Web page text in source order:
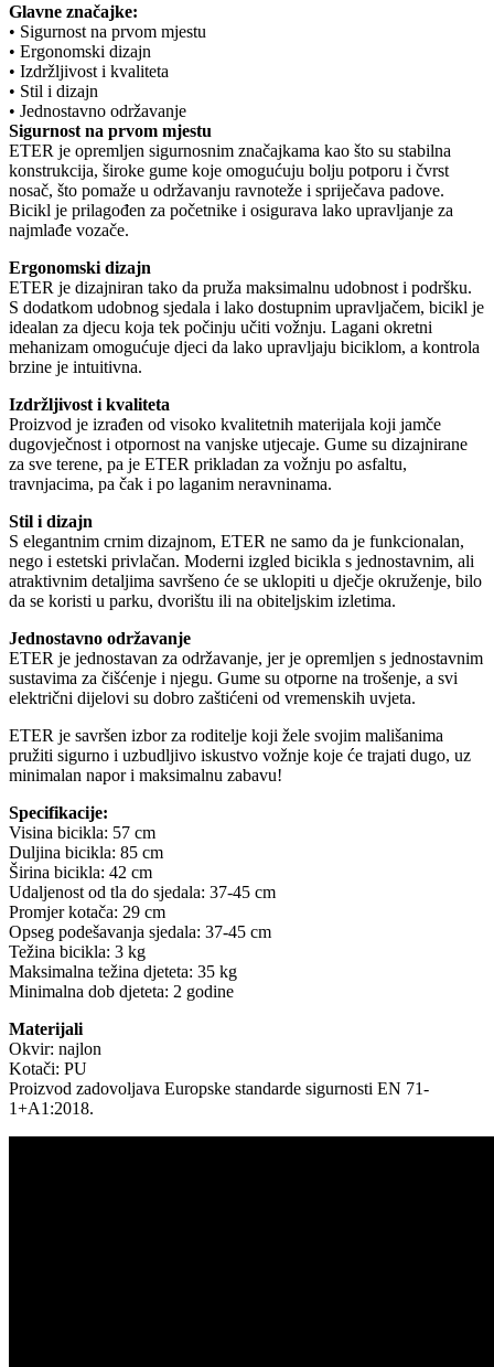
Glavne značajke:
• Sigurnost na prvom mjestu
• Ergonomski dizajn
• Izdržljivost i kvaliteta
• Stil i dizajn
• Jednostavno održavanje
Sigurnost na prvom mjestu
ETER je opremljen sigurnosnim značajkama kao što su stabilna
konstrukcija, široke gume koje omogućuju bolju potporu i čvrst
nosač, što pomaže u održavanju ravnoteže i spriječava padove.
Bicikl je prilagođen za početnike i osigurava lako upravljanje za
najmlađe vozače.
Ergonomski dizajn
ETER je dizajniran tako da pruža maksimalnu udobnost i podršku.
S dodatkom udobnog sjedala i lako dostupnim upravljačem, bicikl je
idealan za djecu koja tek počinju učiti vožnju. Lagani okretni
mehanizam omogućuje djeci da lako upravljaju biciklom, a kontrola
brzine je intuitivna.
Izdržljivost i kvaliteta
Proizvod je izrađen od visoko kvalitetnih materijala koji jamče
dugovječnost i otpornost na vanjske utjecaje. Gume su dizajnirane
za sve terene, pa je ETER prikladan za vožnju po asfaltu,
travnjacima, pa čak i po laganim neravninama.
Stil i dizajn
S elegantnim crnim dizajnom, ETER ne samo da je funkcionalan,
nego i estetski privlačan. Moderni izgled bicikla s jednostavnim, ali
atraktivnim detaljima savršeno će se uklopiti u dječje okruženje, bilo
da se koristi u parku, dvorištu ili na obiteljskim izletima.
Jednostavno održavanje
ETER je jednostavan za održavanje, jer je opremljen s jednostavnim
sustavima za čišćenje i njegu. Gume su otporne na trošenje, a svi
električni dijelovi su dobro zaštićeni od vremenskih uvjeta.
ETER je savršen izbor za roditelje koji žele svojim mališanima
pružiti sigurno i uzbudljivo iskustvo vožnje koje će trajati dugo, uz
minimalan napor i maksimalnu zabavu!
Specifikacije:
Visina bicikla: 57 cm
Duljina bicikla: 85 cm
Širina bicikla: 42 cm
Udaljenost od tla do sjedala: 37-45 cm
Promjer kotača: 29 cm
Opseg podešavanja sjedala: 37-45 cm
Težina bicikla: 3 kg
Maksimalna težina djeteta: 35 kg
Minimalna dob djeteta: 2 godine
Materijali
Okvir: najlon
Kotači: PU
Proizvod zadovoljava Europske standarde sigurnosti EN 71-
1+A1:2018.